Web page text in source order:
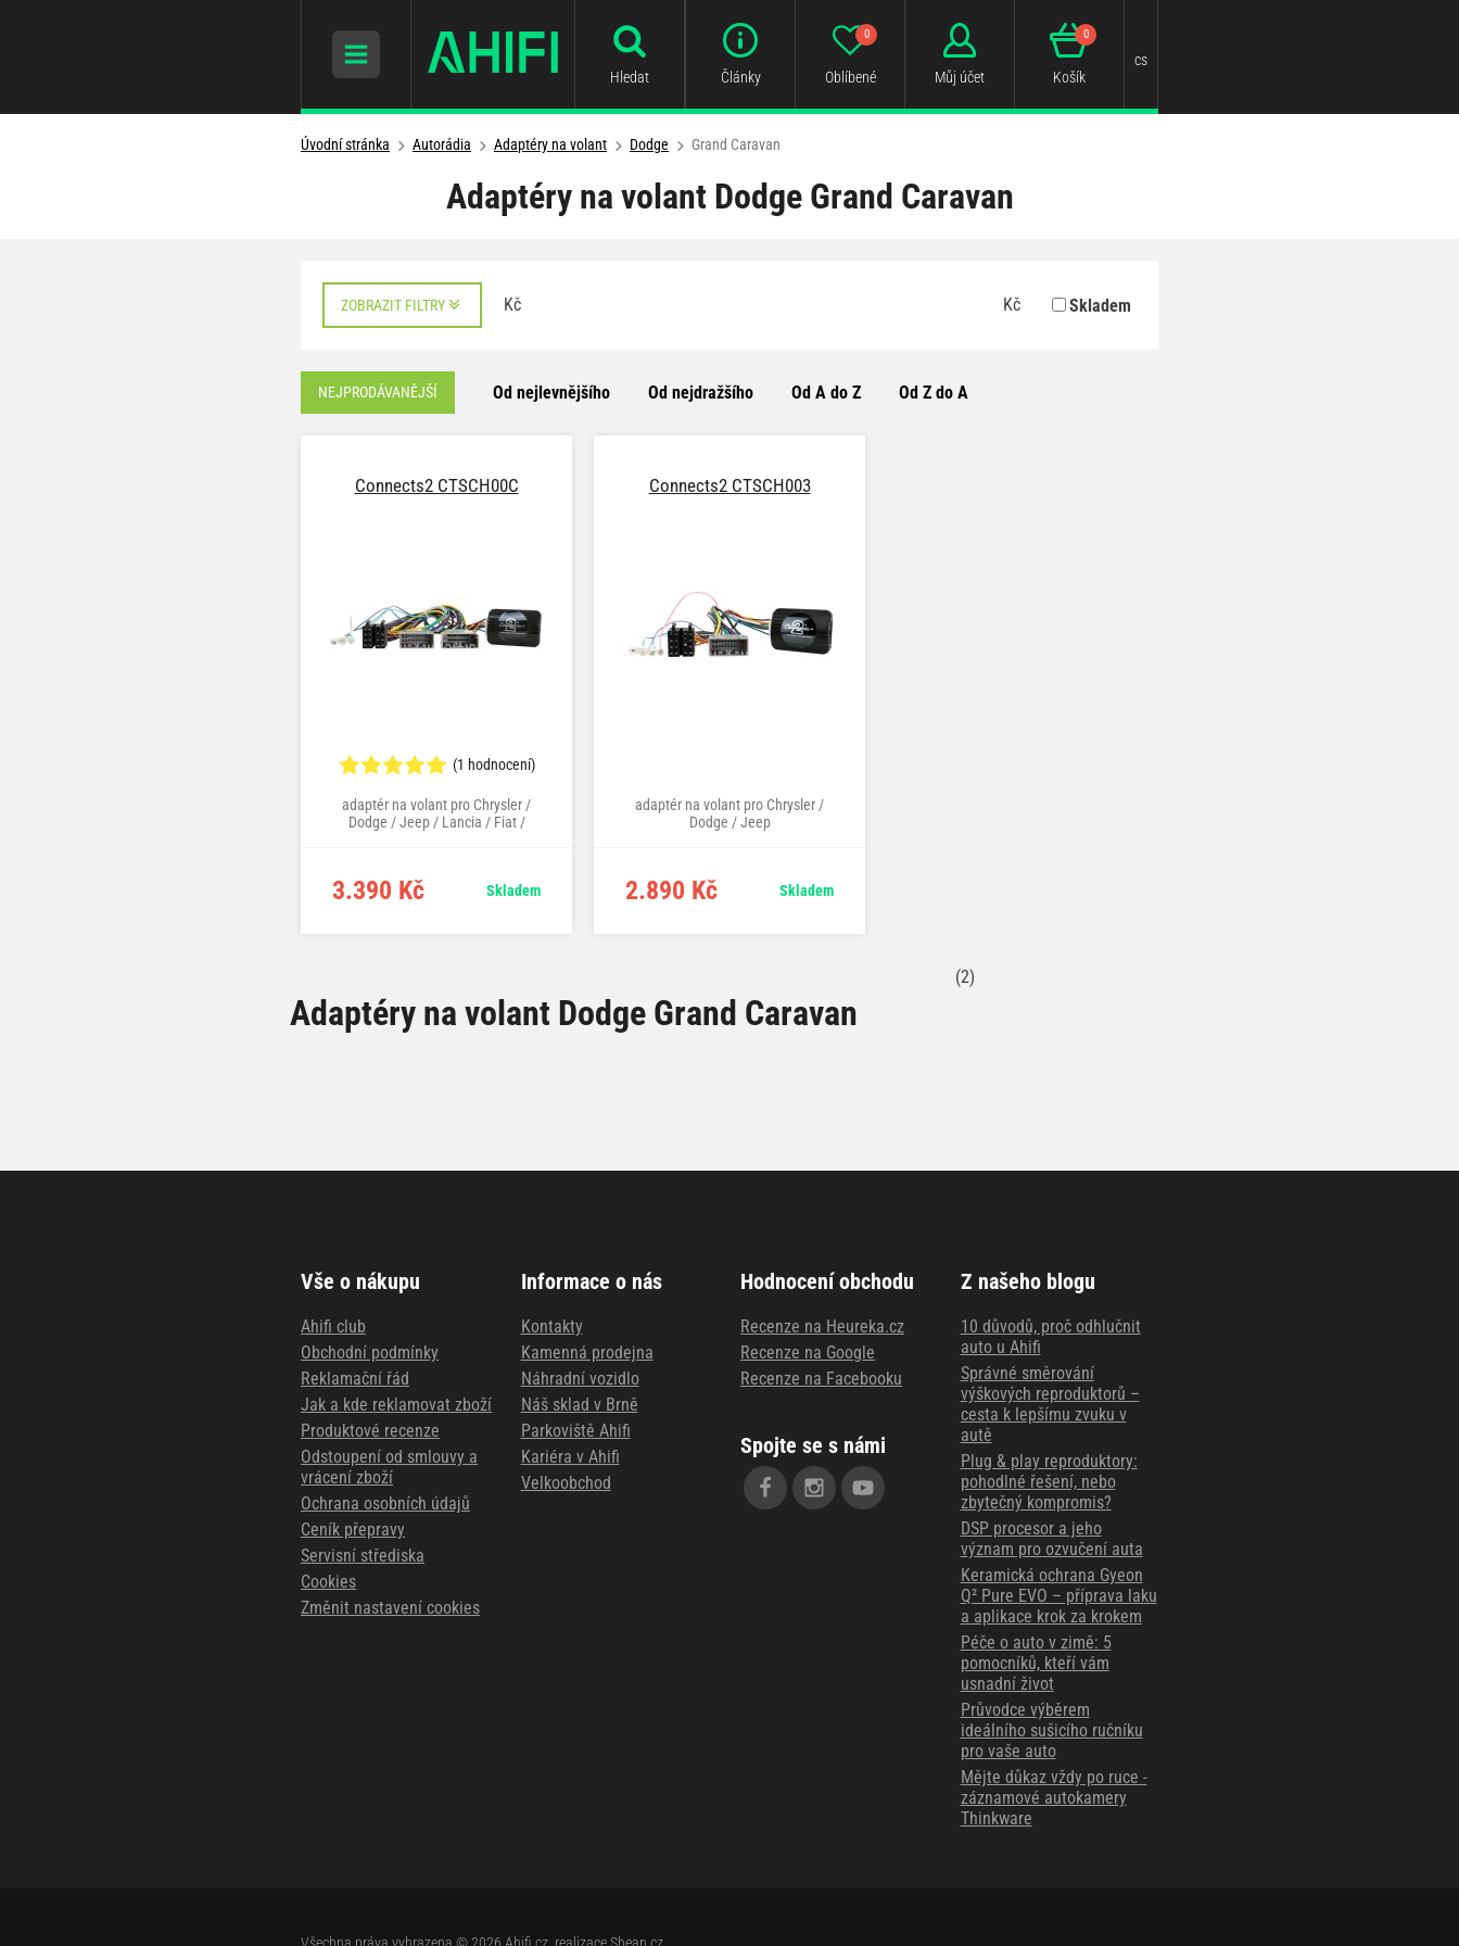
Hledat Články Oblíbené
0
Můj účet Košík
0
cs
Úvodní stránka Autorádia Adaptéry na volant Dodge Grand Caravan
Adaptéry na volant Dodge Grand Caravan
ZOBRAZIT FILTRY Kč Kč Skladem
NEJPRODÁVANĚJŠÍ Od nejlevnějšího Od nejdražšího Od A do Z Od Z do A
Connects2 CTSCH00C
(1 hodnocení)
adaptér na volant pro Chrysler /
Dodge / Jeep / Lancia / Fiat /
3.390 Kč Skladem
Connects2 CTSCH003
adaptér na volant pro Chrysler /
Dodge / Jeep
2.890 Kč Skladem
Adaptéry na volant Dodge Grand Caravan
(2)
Vše o nákupu
Ahifi club
Obchodní podmínky
Reklamační řád
Jak a kde reklamovat zboží
Produktové recenze
Odstoupení od smlouvy a
vrácení zboží
Ochrana osobních údajů
Ceník přepravy
Servisní střediska
Cookies
Změnit nastavení cookies
Informace o nás
Kontakty
Kamenná prodejna
Náhradní vozidlo
Náš sklad v Brně
Parkoviště Ahifi
Kariéra v Ahifi
Velkoobchod
Hodnocení obchodu
Recenze na Heureka.cz
Recenze na Google
Recenze na Facebooku
Spojte se s námi
Z našeho blogu
10 důvodů, proč odhlučnit
auto u Ahifi
Správné směrování
výškových reproduktorů –
cesta k lepšímu zvuku v
autě
Plug & play reproduktory:
pohodlné řešení, nebo
zbytečný kompromis?
DSP procesor a jeho
význam pro ozvučení auta
Keramická ochrana Gyeon
Q² Pure EVO – příprava laku
a aplikace krok za krokem
Péče o auto v zimě: 5
pomocníků, kteří vám
usnadní život
Průvodce výběrem
ideálního sušicího ručníku
pro vaše auto
Mějte důkaz vždy po ruce -
záznamové autokamery
Thinkware
Všechna práva vyhrazena © 2026 Ahifi.cz , realizaceShean.cz